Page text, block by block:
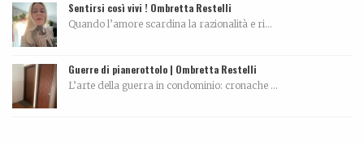
Sentirsi così vivi ! Ombretta Restelli
Quando l’amore scardina la razionalità e ri...
Guerre di pianerottolo | Ombretta Restelli
L’arte della guerra in condominio: cronache ...